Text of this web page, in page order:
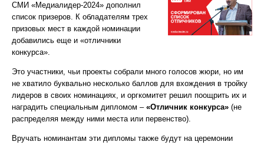
СМИ «Медиалидер-2024» дополнил
список призеров. К обладателям трех
призовых мест в каждой номинации
добавились еще и «отличники
конкурса».
Это участники, чьи проекты собрали много голосов жюри, но им
не хватило буквально несколько баллов для вхождения в тройку
лидеров в своих номинациях, и оргкомитет решил поощрить их и
наградить специальным дипломом – «Отличник конкурса» (не
распределяя между ними места или первенство).
Вручать номинантам эти дипломы также будут на церемонии